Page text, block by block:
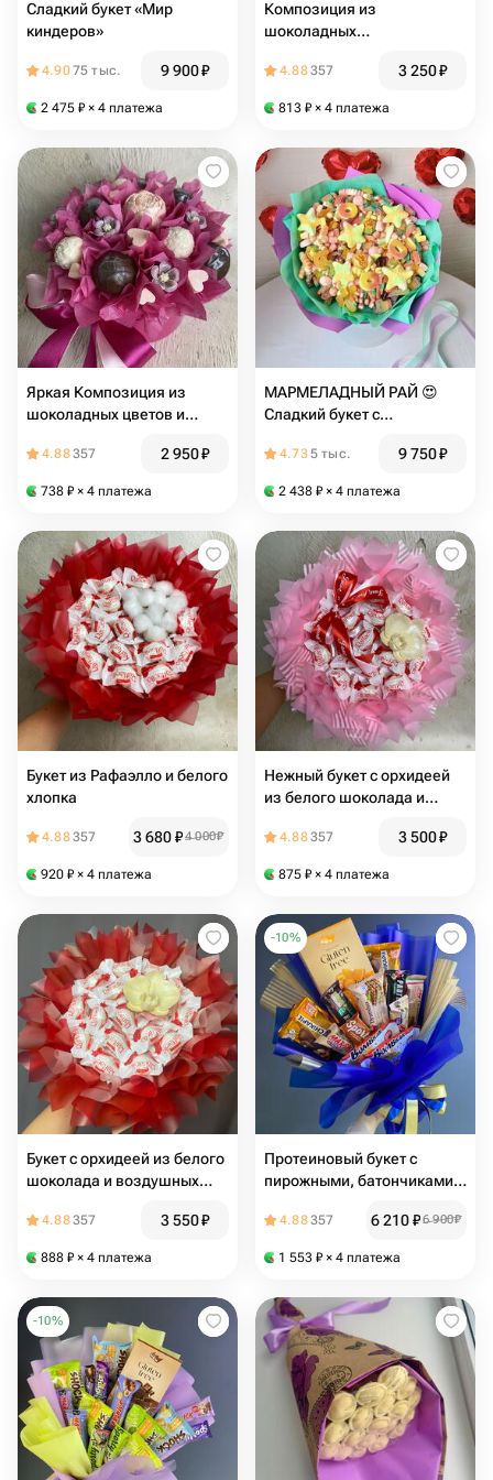
Сладкий букет «Мир
киндеров»
4.9075 тыс. 9 900₽
2 475 ₽ × 4 платежа
Композиция из
шоколадных
шоколадных конфет
4.88357 3 250₽
813 ₽ × 4 платежа
Яркая Композиция из
шоколадных цветов и
4.88357 2 950₽
738 ₽ × 4 платежа
МАРМЕЛАДНЫЙ РАЙ 😍
Сладкий букет с
Мармелад Сладости
4.735 тыс. 9 750₽
2 438 ₽ × 4 платежа
Букет из Рафаэлло и белого
хлопка
4.88357 3 680₽4 000₽
920 ₽ × 4 платежа
Нежный букет с орхидеей
из белого шоколада и
4.88357 3 500₽
875 ₽ × 4 платежа
Букет с орхидеей из белого
шоколада и воздушных
4.88357 3 550₽
888 ₽ × 4 платежа
-10%
Протеиновый букет с
пирожными, батончиками и
4.88357 6 210₽6 900₽
1 553 ₽ × 4 платежа
-10%